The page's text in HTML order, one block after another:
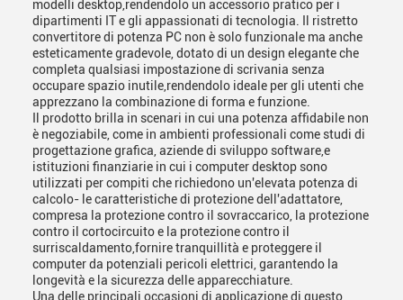
modelli desktop,rendendolo un accessorio pratico per i
dipartimenti IT e gli appassionati di tecnologia. Il ristretto
convertitore di potenza PC non è solo funzionale ma anche
esteticamente gradevole, dotato di un design elegante che
completa qualsiasi impostazione di scrivania senza
occupare spazio inutile,rendendolo ideale per gli utenti che
apprezzano la combinazione di forma e funzione.
Il prodotto brilla in scenari in cui una potenza affidabile non
è negoziabile, come in ambienti professionali come studi di
progettazione grafica, aziende di sviluppo software,e
istituzioni finanziarie in cui i computer desktop sono
utilizzati per compiti che richiedono un'elevata potenza di
calcolo- le caratteristiche di protezione dell'adattatore,
compresa la protezione contro il sovraccarico, la protezione
contro il cortocircuito e la protezione contro il
surriscaldamento,fornire tranquillità e proteggere il
computer da potenziali pericoli elettrici, garantendo la
longevità e la sicurezza delle apparecchiature.
Una delle principali occasioni di applicazione di questo